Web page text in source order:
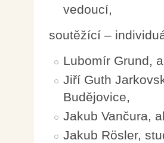
vedoucí,
soutěžící –
Lubomír Grund,
Jiří Guth
Budějovice,
Jakub Vančura,
Jakub Rösler,